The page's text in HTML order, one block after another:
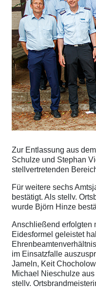
Zur Entlassung aus
Schulze und Stephan
stellvertretenden
Für weitere sechs
bestätigt. Als stellv.
wurde Björn Hinze
Anschließend erfolgten
Eidesformel geleistet
im Einsatzfalle
Jameln, Keit
Michael Nieschulze
stellv.